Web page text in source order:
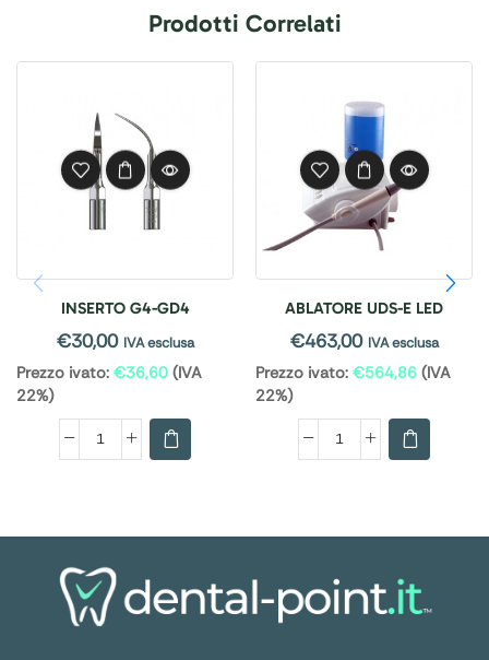
Prodotti Correlati
INSERTO G4-GD4
€30,00 IVA esclusa
Prezzo ivato: €36,60 (IVA
22%)
ABLATORE UDS-E LED
€463,00 IVA esclusa
Prezzo ivato: €564,86 (IVA
22%)